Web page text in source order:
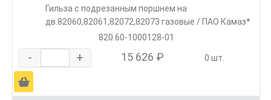
Гильза с подрезанным поршнем на
дв.82060,82061,82072,82073 газовые / ПАО Камаз*
820.60-1000128-01
- + 15 626 ₽ 0 шт.
Ä